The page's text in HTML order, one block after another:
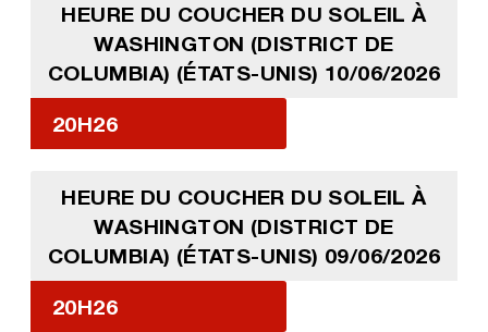
HEURE DU COUCHER DU SOLEIL À
WASHINGTON (DISTRICT DE
COLUMBIA) (ÉTATS-UNIS) 10/06/2026
20H26
HEURE DU COUCHER DU SOLEIL À
WASHINGTON (DISTRICT DE
COLUMBIA) (ÉTATS-UNIS) 09/06/2026
20H26